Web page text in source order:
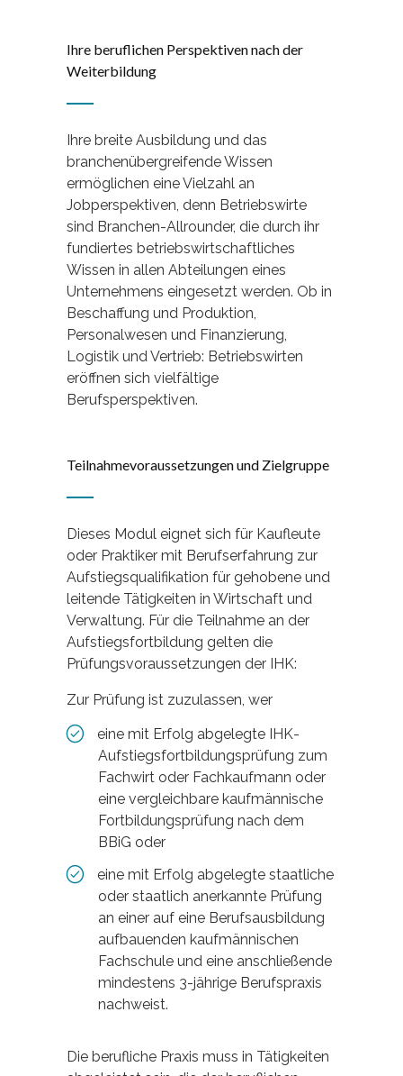
Ihre beruflichen Perspektiven nach der
Weiterbildung
Ihre breite Ausbildung und das
branchenübergreifende Wissen
ermöglichen eine Vielzahl an
Jobperspektiven, denn Betriebswirte
sind Branchen-Allrounder, die durch ihr
fundiertes betriebswirtschaftliches
Wissen in allen Abteilungen eines
Unternehmens eingesetzt werden. Ob in
Beschaffung und Produktion,
Personalwesen und Finanzierung,
Logistik und Vertrieb: Betriebswirten
eröffnen sich vielfältige
Berufsperspektiven.
Teilnahmevoraussetzungen und Zielgruppe
Dieses Modul eignet sich für Kaufleute
oder Praktiker mit Berufserfahrung zur
Aufstiegsqualifikation für gehobene und
leitende Tätigkeiten in Wirtschaft und
Verwaltung. Für die Teilnahme an der
Aufstiegsfortbildung gelten die
Prüfungsvoraussetzungen der IHK:
Zur Prüfung ist zuzulassen, wer
eine mit Erfolg abgelegte IHK-
Aufstiegsfortbildungsprüfung zum
Fachwirt oder Fachkaufmann oder
eine vergleichbare kaufmännische
Fortbildungsprüfung nach dem
BBiG oder
eine mit Erfolg abgelegte staatliche
oder staatlich anerkannte Prüfung
an einer auf eine Berufsausbildung
aufbauenden kaufmännischen
Fachschule und eine anschließende
mindestens 3-jährige Berufspraxis
nachweist.
Die berufliche Praxis muss in Tätigkeiten